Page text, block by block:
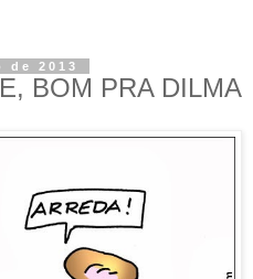
2013
BOM PRA DILMA